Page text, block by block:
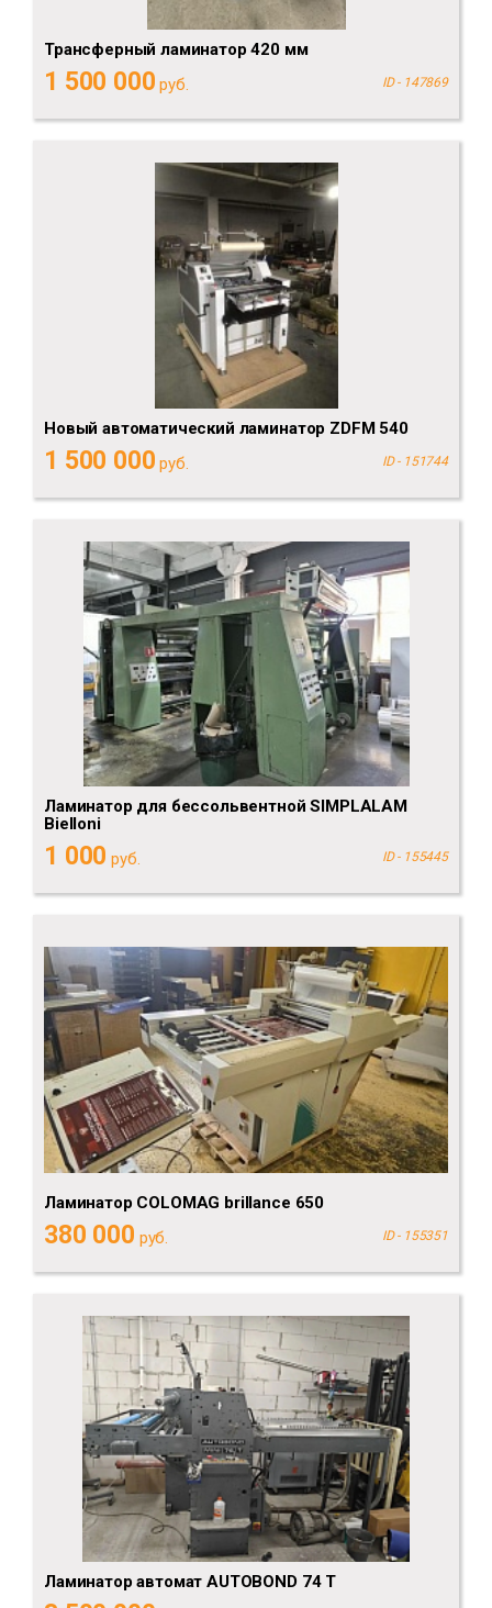
Трансферный ламинатор 420 мм
1 500 000 руб. ID - 147869
Новый автоматический ламинатор ZDFM 540
1 500 000 руб. ID - 151744
Ламинатор для бессольвентной SIMPLALAM
Bielloni
1 000 руб. ID - 155445
Ламинатор COLOMAG brillance 650
380 000 руб. ID - 155351
Ламинатор автомат AUTOBOND 74 T